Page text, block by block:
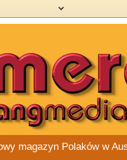
magazyn Polaków w